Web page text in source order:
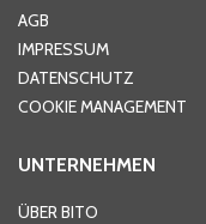
Telefon
AGB
IMPRESSUM
DATENSCHUTZ
COOKIE MANAGEMENT
UNTERNEHMEN
ÜBER BITO